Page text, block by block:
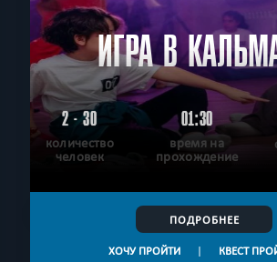
ИГРА В
2 - 30
количество
человек
01:30
время на
прохождение
ПОДРОБНЕЕ
ХОЧУ ПРОЙТИ | КВЕСТ